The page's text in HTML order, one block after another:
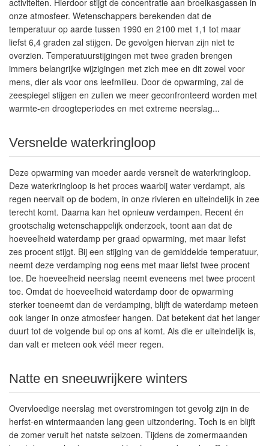
activiteiten. Hierdoor stijgt de concentratie aan broeikasgassen in
onze atmosfeer. Wetenschappers berekenden dat de
temperatuur op aarde tussen 1990 en 2100 met 1,1 tot maar
liefst 6,4 graden zal stijgen. De gevolgen hiervan zijn niet te
overzien. Temperatuurstijgingen met twee graden brengen
immers belangrijke wijzigingen met zich mee en dit zowel voor
mens, dier als voor ons leefmilieu. Door de opwarming, zal de
zeespiegel stijgen en zullen we meer geconfronteerd worden met
warmte-en droogteperiodes en met extreme neerslag...
Versnelde waterkringloop
Deze opwarming van moeder aarde versnelt de waterkringloop.
Deze waterkringloop is het proces waarbij water verdampt, als
regen neervalt op de bodem, in onze rivieren en uiteindelijk in zee
terecht komt. Daarna kan het opnieuw verdampen. Recent én
grootschalig wetenschappelijk onderzoek, toont aan dat de
hoeveelheid waterdamp per graad opwarming, met maar liefst
zes procent stijgt. Bij een stijging van de gemiddelde temperatuur,
neemt deze verdamping nog eens met maar liefst twee procent
toe. De hoeveelheid neerslag neemt eveneens met twee procent
toe. Omdat de hoeveelheid waterdamp door de opwarming
sterker toeneemt dan de verdamping, blijft de waterdamp meteen
ook langer in onze atmosfeer hangen. Dat betekent dat het langer
duurt tot de volgende bui op ons af komt. Als die er uiteindelijk is,
dan valt er meteen ook véél meer regen.
Natte en sneeuwrijkere winters
Overvloedige neerslag met overstromingen tot gevolg zijn in de
herfst-en wintermaanden lang geen uitzondering. Toch is en blijft
de zomer veruit het natste seizoen. Tijdens de zomermaanden